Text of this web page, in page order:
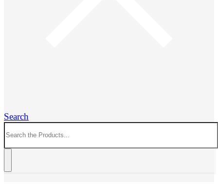
Search